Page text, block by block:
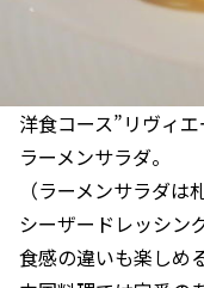
洋食コース”リヴィ
ラーメンサラダ。
（ラーメンサラダは
シーザードレッシン
食感の違いも楽しめ